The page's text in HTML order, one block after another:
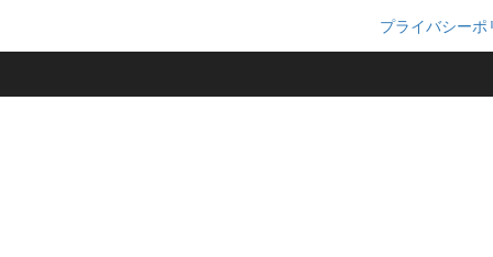
プライバシーポ